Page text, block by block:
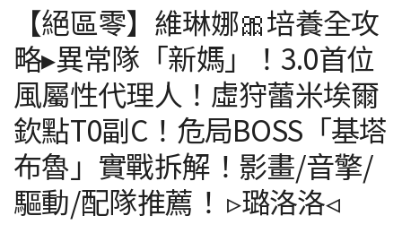
【絕區零】維琳娜🎀培養全攻
略▸異常隊「新媽」！3.0首位
風屬性代理人！虛狩蕾米埃爾
欽點T0副C！危局BOSS「基塔
布魯」實戰拆解！影畫/音擎/
驅動/配隊推薦！ ▹璐洛洛◃